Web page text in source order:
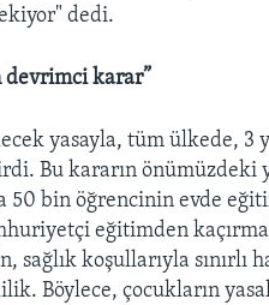
dedi.
devrimci karar”
yasayla, tüm ülkede, 3
Bu kararın önümüzdeki
50 bin öğrencinin evde
eğitimden
sağlık koşullarıyla
Böylece, çocukların